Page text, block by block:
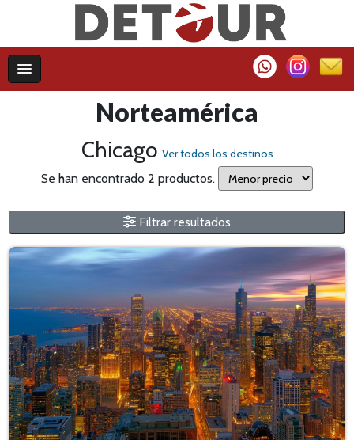
Norteamérica
Chicago Ver todos los destinos
Se han encontrado 2 productos.
Filtrar resultados